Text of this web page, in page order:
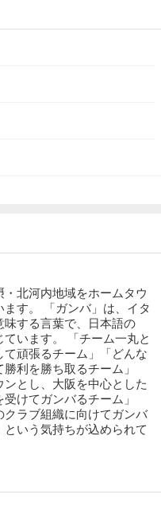
・北河内地域をホームタウ
ます。 「ガンバ」は、イタ
味する言葉で、日本語の
ています。 「チーム一丸と
て頑張るチーム」「どんな
利を勝ち取るチーム」
ンとし、大阪を中心とした
けてガンバるチーム」
クラブ組織に向けてガンバ
という気持ちが込められて